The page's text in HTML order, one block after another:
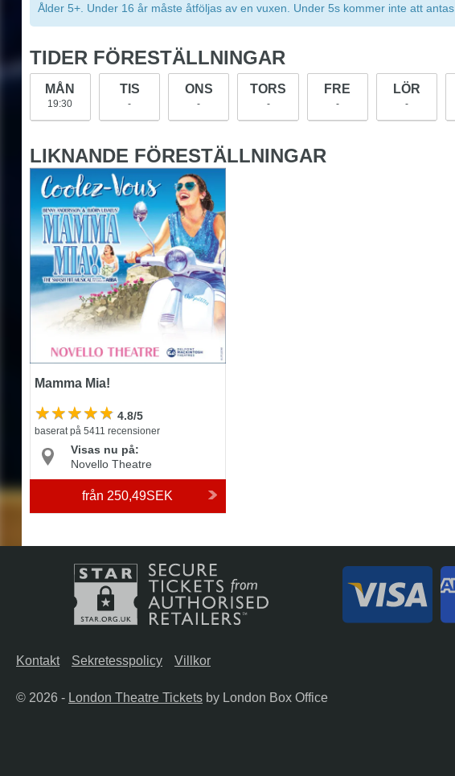
Ålder 5+. Under 16 år måste åtföljas av en vuxen. Under 5s kommer inte att antas.
TIDER FÖRESTÄLLNINGAR
MÅN
19:30
TIS
-
ONS
-
TORS
-
FRE
-
LÖR
-
LIKNANDE FÖRESTÄLLNINGAR
Mamma Mia!
Mamma Mia!
4.8/5
baserat på 5411 recensioner
Visas nu på:
Novello Theatre
från250,49SEK
Kontakt Sekretesspolicy Villkor
© 2026 - London Theatre Tickets by London Box Office